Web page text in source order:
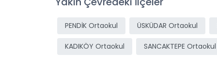
PENDİK Ortaokul ÜSKÜDAR Ortaokul
KADIKÖY Ortaokul SANCAKTEPE Ortaokul